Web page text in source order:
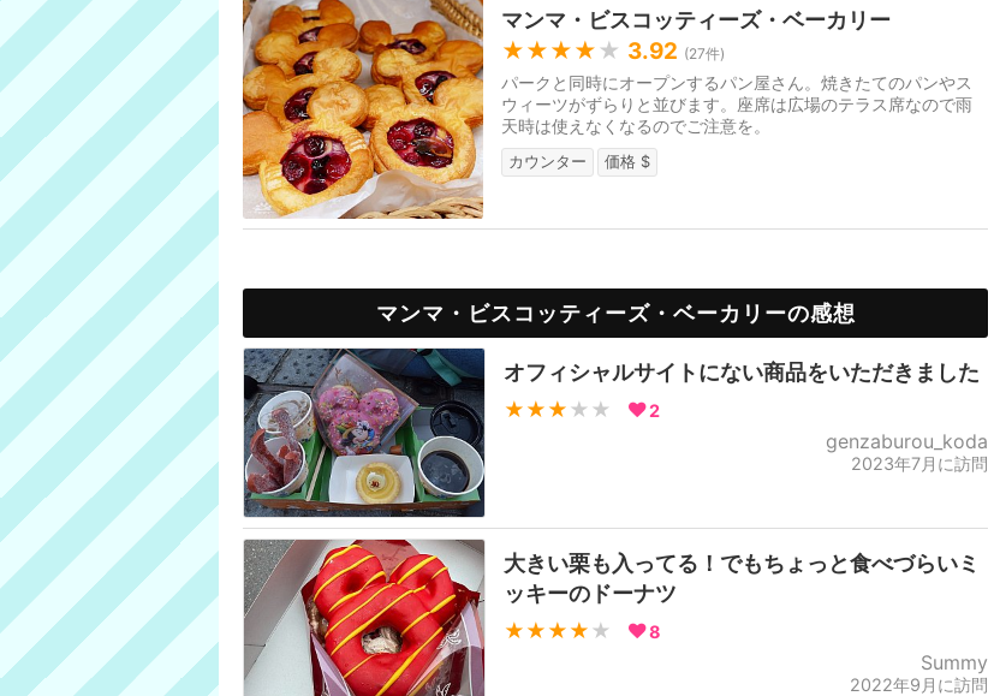
マンマ・ビスコッティーズ・ベーカリー
★★★★ ★ 3.92 (27件)
パークと同時にオープンするパン屋さん。焼きたてのパンやス
ウィーツがずらりと並びます。座席は広場のテラス席なので雨
天時は使えなくなるのでご注意を。
カウンター 価格 $
マンマ・ビスコッティーズ・ベーカリーの感想
オフィシャルサイトにない商品をいただきました
★★★ ★★ 2
genzaburou_koda
2023年7月に訪問
大きい栗も入ってる！でもちょっと食べづらいミ
ッキーのドーナツ
★★★★ ★ 8
Summy
2022年9月に訪問